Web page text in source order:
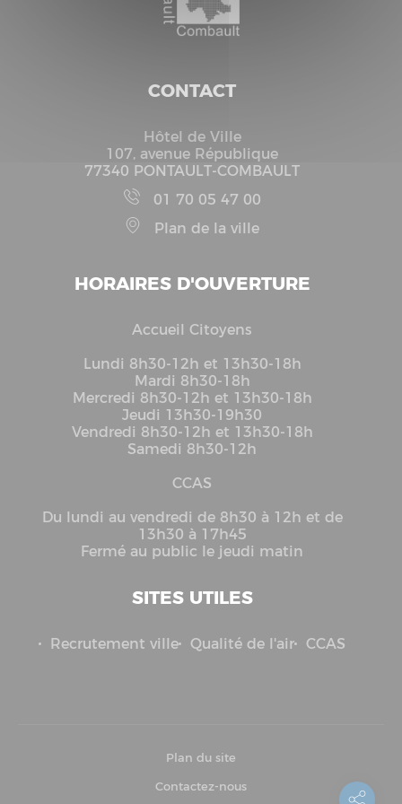
CONTACT
Hôtel de Ville
107, avenue République
77340 PONTAULT-COMBAULT
01 70 05 47 00
Plan de la ville
HORAIRES D'OUVERTURE
Accueil Citoyens
Lundi 8h30-12h et 13h30-18h
Mardi 8h30-18h
Mercredi 8h30-12h et 13h30-18h
Jeudi 13h30-19h30
Vendredi 8h30-12h et 13h30-18h
Samedi 8h30-12h
CCAS
Du lundi au vendredi de 8h30 à 12h et de
13h30 à 17h45
Fermé au public le jeudi matin
SITES UTILES
Recrutement ville Qualité de l'air CCAS
Plan du site
Contactez-nous